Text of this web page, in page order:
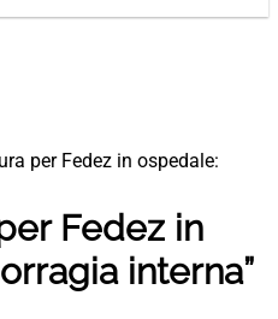
per Fedez in ospedale:
Fedez in
interna”